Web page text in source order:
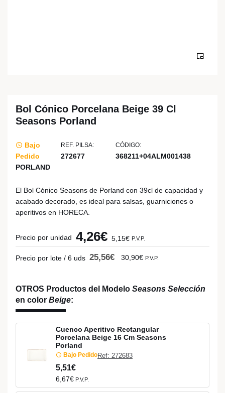
Bol Cónico Porcelana Beige 39 Cl
Seasons Porland
Bajo
Pedido
REF. PILSA:
272677
CÓDIGO:
368211+04ALM001438
PORLAND
El Bol Cónico Seasons de Porland con 39cl de capacidad y
acabado decorado, es ideal para salsas, guarniciones o
aperitivos en HORECA.
Precio por unidad 4,26€ 5,15€ P.V.P.
Precio por lote / 6 uds 25,56€ 30,90€ P.V.P.
OTROS Productos del Modelo Seasons Selección
en color Beige:
Cuenco Aperitivo Rectangular
Porcelana Beige 16 Cm Seasons
Porland
Bajo PedidoRef: 272683
5,51€
6,67€ P.V.P.